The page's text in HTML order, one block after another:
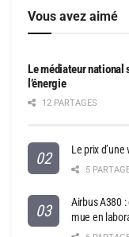
Vous avez aimé
Le médiateur national
l’énergie
12 PARTAGES
Le prix
5
Airbus A380
mue en